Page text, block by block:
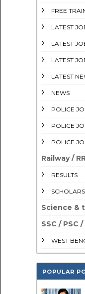
FREE
LATEST
LATEST
LATEST
LATEST
NEWS
POLICE
POLICE
POLICE
Railway /
RESULTS
Science &
SSC / PSC /
WEST
POPULAR